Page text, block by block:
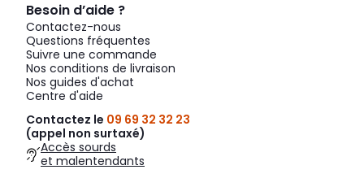
Besoin d’aide ?
Contactez-nous
Questions fréquentes
Suivre une commande
Nos conditions de livraison
Nos guides d'achat
Centre d'aide
Contactez le 09 69 32 32 23
(appel non surtaxé)
Accès sourds
et malentendants